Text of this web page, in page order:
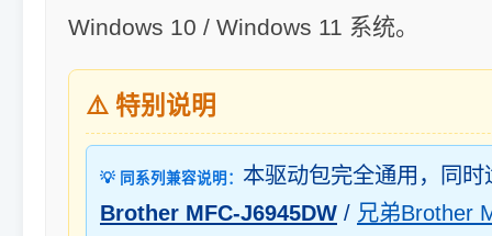
Windows 10 / Windows 11 系统。
⚠️ 特别说明
💡 同系列兼容说明： 本驱动包完全通用，同
Brother MFC-J6945DW / 兄弟Brother